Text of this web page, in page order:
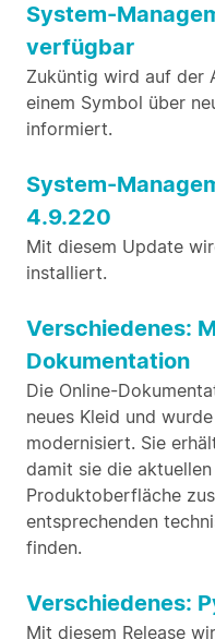
System-
verfügbar
Zuküntig wird auf der
einem Symbol über
informiert.
System-
4.9.220
Mit diesem Update
installiert.
Verschiedenes:
Dokumentation
Die Online-
neues Kleid und
modernisiert. Sie
damit sie die
Produktoberfläche
entsprechenden
finden.
Verschiedenes:
Mit diesem Release